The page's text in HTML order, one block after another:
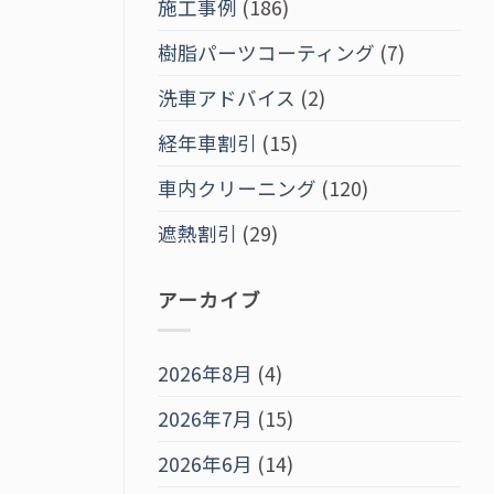
施工事例 (186)
樹脂パーツコーティング (7)
洗車アドバイス (2)
経年車割引 (15)
車内クリーニング (120)
遮熱割引 (29)
アーカイブ
2026年8月 (4)
2026年7月 (15)
2026年6月 (14)